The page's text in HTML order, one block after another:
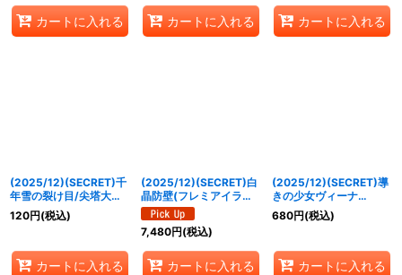
カートに入れる
《青》
カートに入れる
SEC】{BS52-
062a/BS52-062b}
《緑》
カートに入れる
(2025/12)(SECRET)千
年雪の裂け目/尖塔大亀
サウザンタイマイ
(BSC47収録)【転醒R-
063a/BS52-063b}
《白》
120円(税込)
カートに入れる
(2025/12)(SECRET)白
晶防壁(フレミアイラス
ト/BSC47収録)【C-
SEC】{BS52-RV008}
《白》
7,480円(税込)
カートに入れる
(2025/12)(SECRET)導
きの少女ヴィーナ
(BSC47収録)【X-
SEC】{BS52-X08}
680円(税込)
カートに入れる